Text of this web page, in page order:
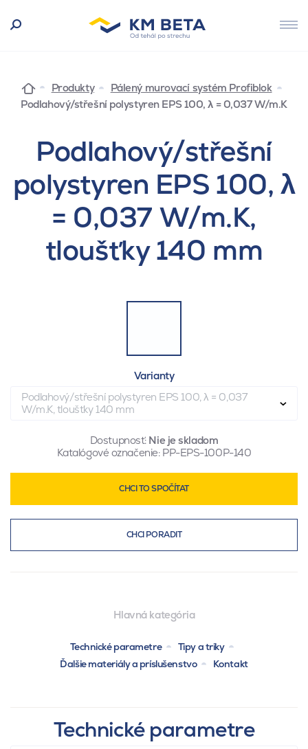
Produkty
Pálený murovací systém Profiblok
Podlahový/střešní polystyren EPS 100, λ = 0,037 W/m.K
Podlahový/střešní
polystyren EPS 100, λ
= 0,037 W/m.K,
tloušťky 140 mm
Varianty
Podlahový/střešní polystyren EPS 100, λ = 0,037
W/m.K, tloušťky 140 mm
Dostupnosť: Nie je skladom
Katalógové označenie: PP-EPS-100P-140
CHCI TO SPOČÍTAT
CHCI PORADIT
Hlavná kategória
Technické parametre
Tipy a triky
Ďalšie materiály a príslušenstvo
Kontakt
Technické parametre